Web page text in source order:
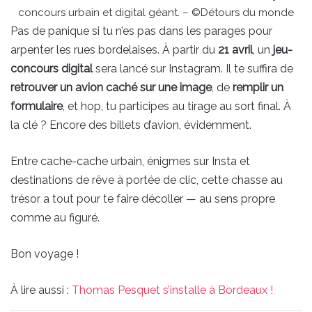
concours urbain et digital géant. – ©Détours du monde
Pas de panique si tu n’es pas dans les parages pour
arpenter les rues bordelaises. À partir du 21 avril, un jeu-
concours digitalsera lancé sur Instagram. Il te suffira de
retrouver un avion caché sur une image, de remplir un
formulaire, et hop, tu participes au tirage au sort final. À
la clé ? Encore des billets d’avion, évidemment.
Entre cache-cache urbain, énigmes sur Insta et
destinations de rêve à portée de clic, cette chasse au
trésor a tout pour te faire décoller — au sens propre
comme au figuré.
Bon voyage !
À lire aussi : Thomas Pesquet s’installe à Bordeaux !